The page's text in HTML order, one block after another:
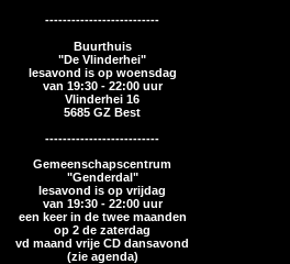
--------------------------
Buurthuis
"De Vlinderhei"
lesavond is op woensdag
van 19:30 - 22:00 uur
Vlinderhei 16
5685 GZ Best
--------------------------
Gemeenschapscentrum
"Genderdal"
lesavond is op vrijdag
van 19:30 - 22:00 uur
een keer in de twee maanden
op 2 de zaterdag
vd maand vrije CD dansavond
(zie agenda)